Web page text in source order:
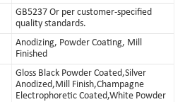
GB5237 Or per customer-specified
quality standards.
Anodizing, Powder Coating, Mill
Finished
Gloss Black Powder Coated,Silver
Anodized,Mill Finish,Champagne
Electrophoretic Coated,White Powder